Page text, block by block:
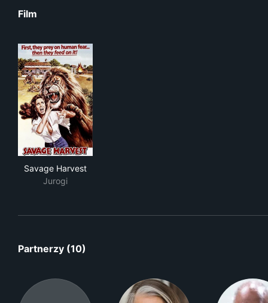
Film
Savage Harvest
Jurogi
Partnerzy (10)